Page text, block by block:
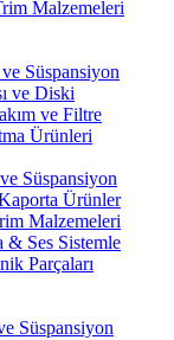
Malzemeleri
Süspansiyon
ve Diski
ve Filtre
Ürünleri
Süspansiyon
Ürünler
Malzemeleri
Ses Sistemle
Parçaları
Süspansiyon